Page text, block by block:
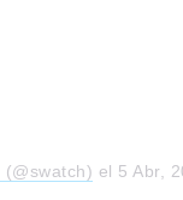
el 5 Abr,